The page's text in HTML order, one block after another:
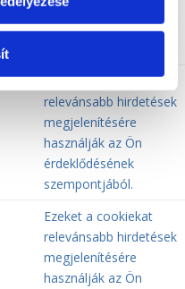
használják az Ön
érdeklődésének
Ezeket a cookiekat
relevánsabb hirdetések
megjelenítésére
használják az Ön
érdeklődésének
szempontjából.
Ezeket a cookiekat
relevánsabb hirdetések
megjelenítésére
használják az Ön